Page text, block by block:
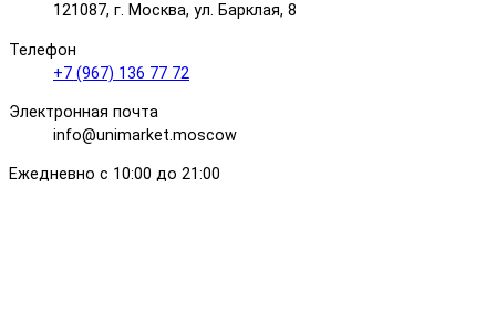
121087, г. Москва, ул. Барклая, 8
Телефон
+7 (967) 136 77 72
Электронная почта
info@unimarket.moscow
Ежедневно с 10:00 до 21:00